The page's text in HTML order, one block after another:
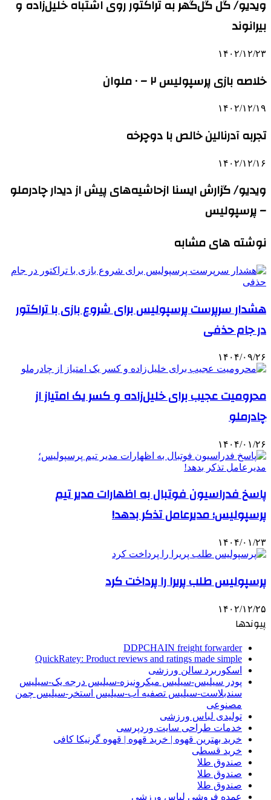
ویدیو/ گل گل‌گهر به تراکتور روی اشتباه خلیل‌زاده و
بیرانوند
۱۴۰۲/۱۲/۲۳
خلاصه بازی پرسپولیس ۲ – ۰ ملوان
۱۴۰۲/۱۲/۱۹
تجربه آدرنالین خالص با دوچرخه
۱۴۰۲/۱۲/۱۶
ویدیو/ گزارش ایسنا ازحاشیه‌های پیش از دیدار چادرملو
– پرسپولیس
نوشته های مشابه
هشدار سرپرست پرسپولیس برای شروع بازی با تراکتور
در جام حذفی
۱۴۰۴/۰۹/۲۶
محرومیت عجیب برای خلیل‌زاده و کسر یک امتیاز از
چادرملو
۱۴۰۴/۰۱/۲۶
پاسخ فدراسیون فوتبال به اظهارات مدیر تیم
پرسپولیس؛ مدیرعامل تذکر بدهد!
۱۴۰۴/۰۱/۲۳
پرسپولیس طلب پریرا را پرداخت کرد
۱۴۰۲/۱۲/۲۵
پیوندها
DDPCHAIN freight forwarder
QuickRatey: Product reviews and ratings made simple
اسکوربرد سالن ورزشی
پودر سیلیس-سیلیس میکرونیزه-سیلیس درجه یک-سیلیس
سندبلاست-سیلیس تصفیه آب-سیلیس استخر-سیلیس چمن
مصنوعی
تولیدی لباس ورزشی
خدمات طراحی سایت وردپرسی
خرید بهترین قهوه | خرید قهوه | قهوه گرنیکا کافی
خرید قسطی
صندوق طلا
صندوق طلا
صندوق طلا
عمده فروشی لباس ورزشی